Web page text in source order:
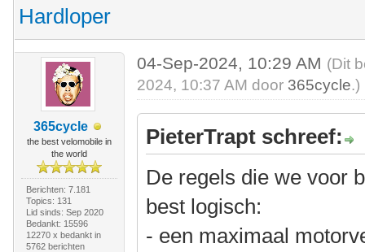
Hardloper
365cycle
the best velomobile in
the world
Berichten: 7.181
Topics: 131
Lid sinds: Sep 2020
Bedankt: 15596
12270 x bedankt in
5762 berichten
04-Sep-2024, 10:29 AM (Dit
2024, 10:37 AM door 365cycle.)
PieterTrapt schreef:
De regels die we voor
best logisch:
- een maximaal